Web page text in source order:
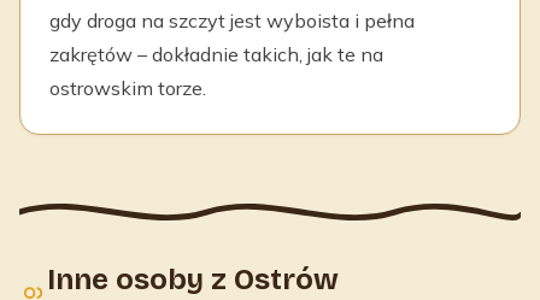
gdy droga na szczyt jest wyboista i pełna
zakrętów – dokładnie takich, jak te na
ostrowskim torze.
Inne osoby z Ostrów